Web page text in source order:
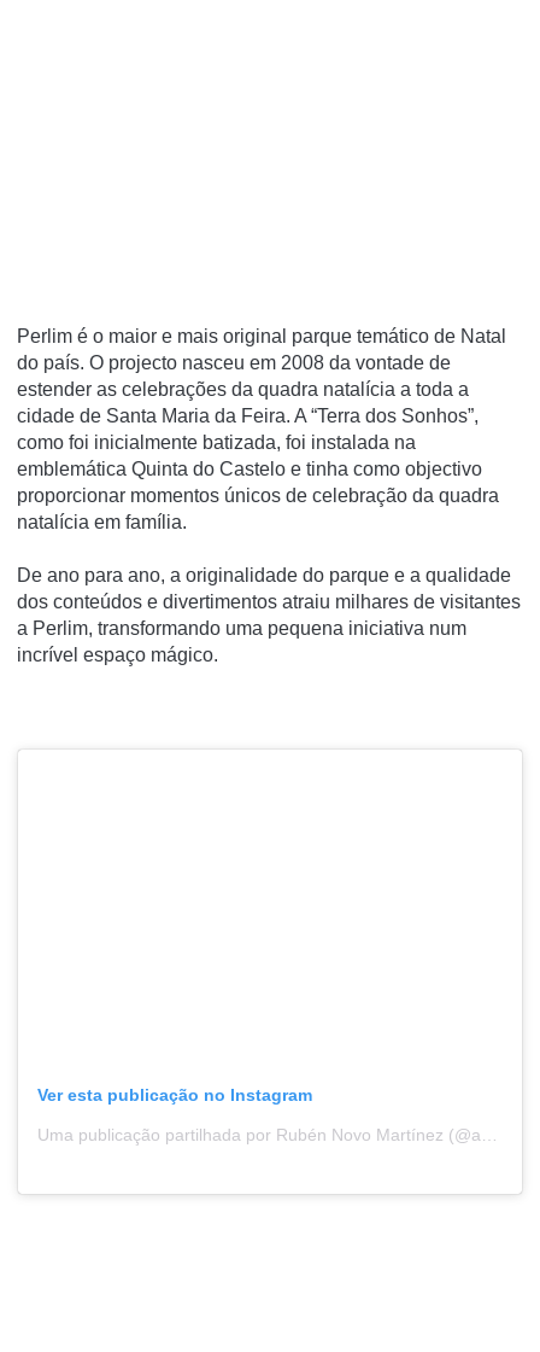
Perlim é o maior e mais original parque temático de Natal
do país. O projecto nasceu em 2008 da vontade de
estender as celebrações da quadra natalícia a toda a
cidade de Santa Maria da Feira. A “Terra dos Sonhos”,
como foi inicialmente batizada, foi instalada na
emblemática Quinta do Castelo e tinha como objectivo
proporcionar momentos únicos de celebração da quadra
natalícia em família.
De ano para ano, a originalidade do parque e a qualidade
dos conteúdos e divertimentos atraiu milhares de visitantes
a Perlim, transformando uma pequena iniciativa num
incrível espaço mágico.
Ver esta publicação no Instagram